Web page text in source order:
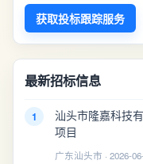
获取投标跟踪服务
最新招标信息
1
汕头市隆嘉科技
项目
广东汕头市 · 2026-